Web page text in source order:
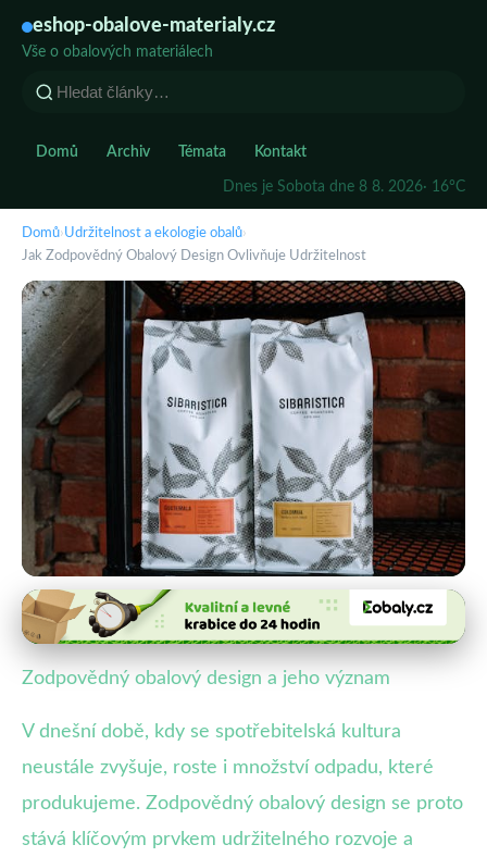
eshop-obalove-materialy.cz
Vše o obalových materiálech
Domů Archiv Témata Kontakt
Dnes je Sobota dne 8 8. 2026· 16°C
Domů›Udržitelnost a ekologie obalů›
Jak Zodpovědný Obalový Design Ovlivňuje Udržitelnost
Udržitelnost a ekologie obalů
Jak Zodpovědný Obalový Design
Zodpovědný obalový design a jeho význam
V dnešní době, kdy se spotřebitelská kultura
neustále zvyšuje, roste i množství odpadu, které
produkujeme. Zodpovědný obalový design se proto
stává klíčovým prvkem udržitelného rozvoje a